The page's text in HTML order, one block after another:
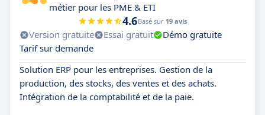
métier pour les PME & ETI
4.6Basé sur 19 avis
Version gratuite Essai gratuit
Démo gratuite
Tarif sur demande
Solution ERP pour les entreprises. Gestion de la
production, des stocks, des ventes et des achats.
Intégration de la comptabilité et de la paie.